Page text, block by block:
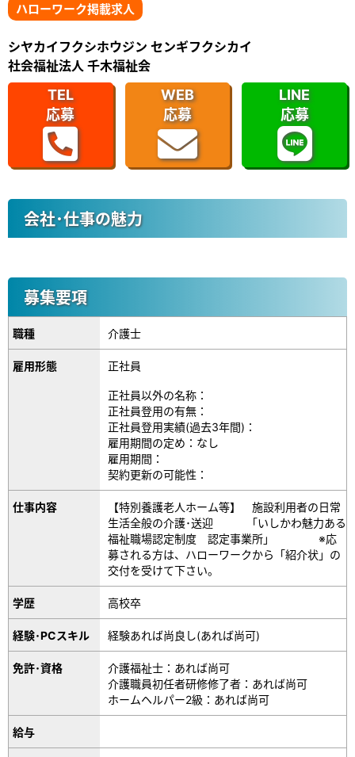
ハローワーク掲載求人
シヤカイフクシホウジン センギフクシカイ
社会福祉法人 千木福祉会
TEL
応募
WEB
応募
LINE
応募
会社･仕事の魅力
募集要項
職種 介護士
雇用形態 正社員
正社員以外の名称：
正社員登用の有無：
正社員登用実績(過去3年間)：
雇用期間の定め：なし
雇用期間：
契約更新の可能性：
仕事内容
【特別養護老人ホーム等】 施設利用者の日常
生活全般の介護･送迎 「いしかわ魅力ある
福祉職場認定制度 認定事業所」 ※応
募される方は、ハローワークから「紹介状」の
交付を受けて下さい。
学歴 高校卒
経験･PCスキル 経験あれば尚良し(あれば尚可)
免許･資格
介護福祉士：あれば尚可
介護職員初任者研修修了者：あれば尚可
ホームヘルパー2級：あれば尚可
給与